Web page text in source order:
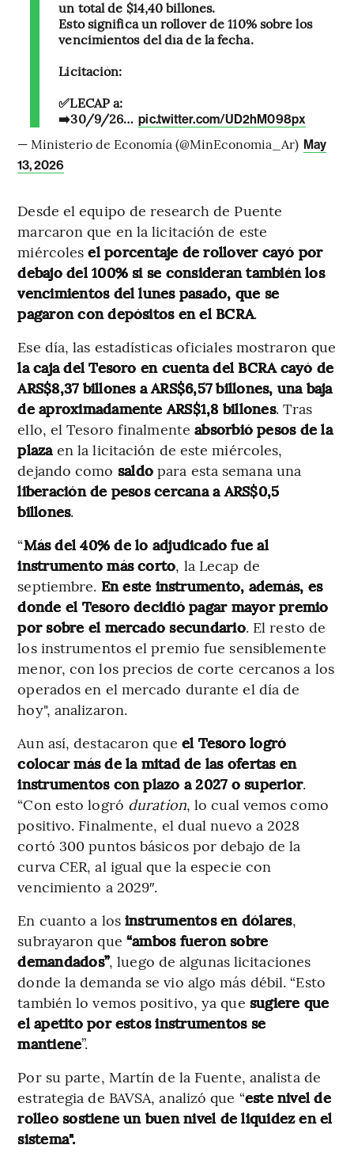
un total de $14,40 billones.
Esto significa un rollover de 110% sobre los
vencimientos del día de la fecha.
Licitación:
✅LECAP a:
➡️30/9/26… pic.twitter.com/UD2hM098px
— Ministerio de Economía (@MinEconomia_Ar) May
13, 2026
Desde el equipo de research de Puente
marcaron que en la licitación de este
miércolesel porcentaje de rollover cayó por
debajo del 100% si se consideran también los
vencimientos del lunes pasado, que se
pagaron con depósitos en el BCRA.
Ese día, las estadísticas oficiales mostraron que
la caja del Tesoro en cuenta del BCRA cayó de
ARS$8,37 billones a ARS$6,57 billones, una baja
de aproximadamente ARS$1,8 billones. Tras
ello, el Tesoro finalmenteabsorbió pesos de la
plaza en la licitación de este miércoles,
dejando como saldo para esta semana una
liberación de pesos cercana a ARS$0,5
billones.
“Más del 40% de lo adjudicado fue al
instrumento más corto, la Lecap de
septiembre. En este instrumento, además, es
donde el Tesoro decidió pagar mayor premio
por sobre el mercado secundario. El resto de
los instrumentos el premio fue sensiblemente
menor, con los precios de corte cercanos a los
operados en el mercado durante el día de
hoy", analizaron.
Aun así, destacaron que el Tesoro logró
colocar más de la mitad de las ofertas en
instrumentos con plazo a 2027 o superior.
“Con esto logró duration, lo cual vemos como
positivo. Finalmente, el dual nuevo a 2028
cortó 300 puntos básicos por debajo de la
curva CER, al igual que la especie con
vencimiento a 2029″.
En cuanto a los instrumentos en dólares,
subrayaron que “ambos fueron sobre
demandados”, luego de algunas licitaciones
donde la demanda se vio algo más débil. “Esto
también lo vemos positivo, ya que sugiere que
el apetito por estos instrumentos se
mantiene”.
Por su parte, Martín de la Fuente, analista de
estrategia de BAVSA, analizó que “este nivel de
rolleo sostiene un buen nivel de liquidez en el
sistema".